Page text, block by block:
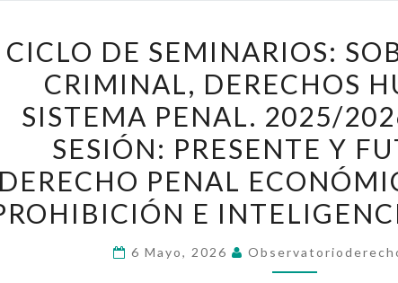
DE
SEMINARIOS:
SOBRE
POLÍTICA
CRIMINAL,
DERECHOS
HUMANOS
SISTEMA
CICLO DE SEMINARIOS:
CRIMINAL, DERECHOS
SISTEMA PENAL. 2025/
SESIÓN: PRESENTE Y
DERECHO PENAL
E
6 Mayo, 2026